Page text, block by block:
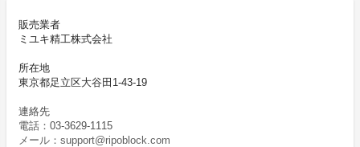
販売業者
ミユキ精工株式会社
所在地
東京都足立区大谷田1-43-19
連絡先
電話：03-3629-1115
メール：support@ripoblock.com